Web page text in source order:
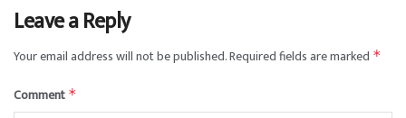
Leave a Reply
Your email address will not be published.Required fields are marked *
Comment *